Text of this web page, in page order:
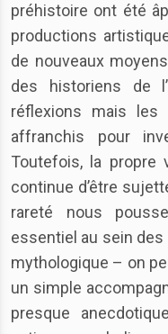
préhistoire ont été
productions
de nouveaux
des historiens de
réflexions mais les
affranchis pour
Toutefois, la propre
continue d’être
rareté nous
essentiel au sein
mythologique – on
un simple
presque